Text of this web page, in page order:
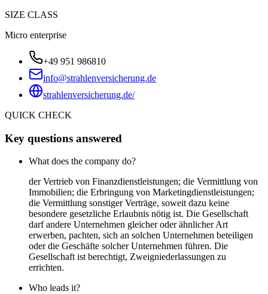
SIZE CLASS
Micro enterprise
+49 951 986810
info@strahlenversicherung.de
strahlenversicherung.de/
QUICK CHECK
Key questions answered
What does the company do?
der Vertrieb von Finanzdienstleistungen; die Vermittlung von
Immobilien; die Erbringung von Marketingdienstleistungen;
die Vermittlung sonstiger Verträge, soweit dazu keine
besondere gesetzliche Erlaubnis nötig ist. Die Gesellschaft
darf andere Unternehmen gleicher oder ähnlicher Art
erwerben, pachten, sich an solchen Unternehmen beteiligen
oder die Geschäfte solcher Unternehmen führen. Die
Gesellschaft ist berechtigt, Zweigniederlassungen zu
errichten.
Who leads it?